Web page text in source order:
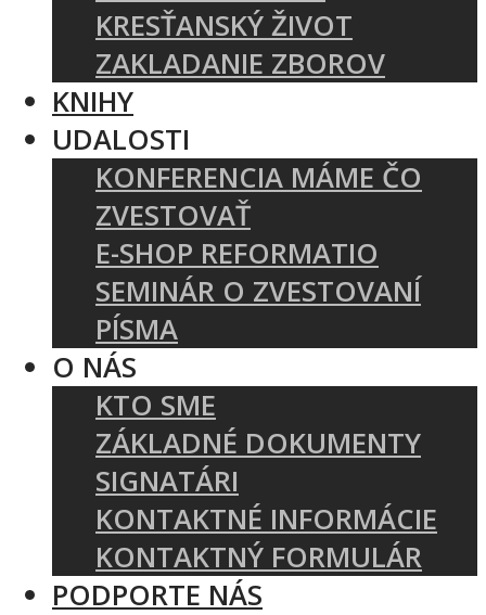
KRESŤANSKÝ ŽIVOT
ZAKLADANIE ZBOROV
KNIHY
UDALOSTI
KONFERENCIA MÁME ČO
ZVESTOVAŤ
E-SHOP REFORMATIO
SEMINÁR O ZVESTOVANÍ
PÍSMA
O NÁS
KTO SME
ZÁKLADNÉ DOKUMENTY
SIGNATÁRI
KONTAKTNÉ INFORMÁCIE
KONTAKTNÝ FORMULÁR
PODPORTE NÁS